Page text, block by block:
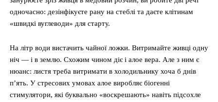
одночасно: дезінфікуєте рану на стеблі та даєте клітинам
«швидкі вуглеводи» для старту.
На літр води вистачить чайної ложки. Витримайте живці одну
ніч — і в землю. Схожим чином діє і алое вера. Але з ним є
нюанс: листя треба витримати в холодильнику хоча б днів
п’ять. У стресових умовах алое виробляє біогенні
стимулятори, які буквально «воскрешають» навіть підсохле